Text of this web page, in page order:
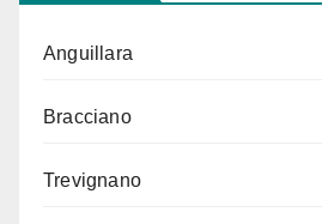
Anguillara
Bracciano
Trevignano